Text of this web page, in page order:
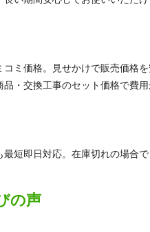
ミ価格。見せかけで販売価格
・交換工事のセット価格で費
短即日対応。在庫切れの場合
の声